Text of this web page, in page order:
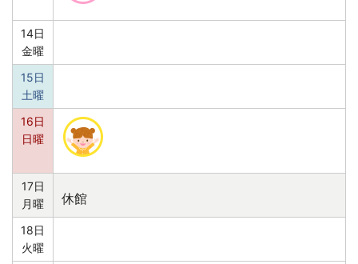
14日
金曜
15日
土曜
16日
日曜
17日
月曜
休館
18日
火曜